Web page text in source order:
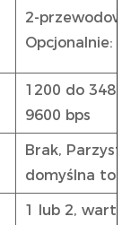
2-
Opcjonalnie:
1200 do
9600 bps
Brak,
domyślna to
1 lub 2,